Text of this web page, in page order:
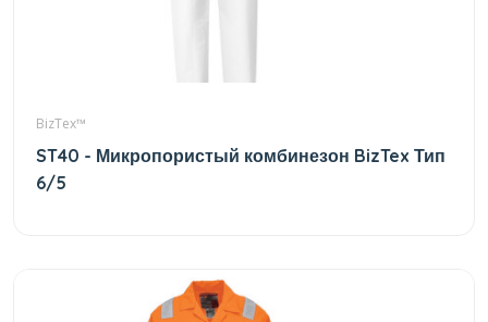
BizTex™
ST40 - Микропористый комбинезон BizTex Тип
6/5